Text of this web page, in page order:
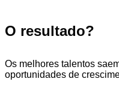
O resultado?
Os melhores talentos
oportunidades de